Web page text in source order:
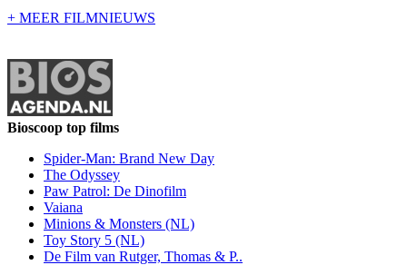
+ MEER FILMNIEUWS
Bioscoop top films
Spider-Man: Brand New Day
The Odyssey
Paw Patrol: De Dinofilm
Vaiana
Minions & Monsters (NL)
Toy Story 5 (NL)
De Film van Rutger, Thomas & P..